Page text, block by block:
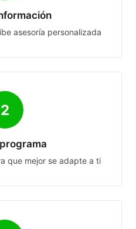
asesoría personalizada
2
que mejor se adapte a ti